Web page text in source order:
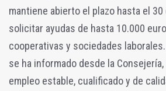
mantiene abierto el plazo hasta el 30
solicitar ayudas de hasta 10.000
cooperativas y sociedades
se ha informado desde la
empleo estable, cualificado y de